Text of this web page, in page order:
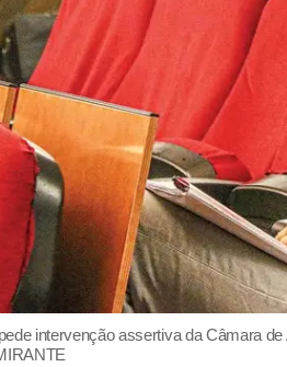
intervenção assertiva da Câmara